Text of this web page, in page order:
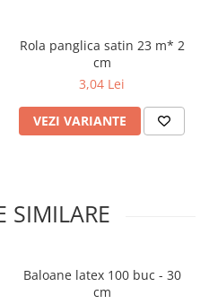
Rola panglica satin 23 m* 2
cm
3,04 Lei
VEZI VARIANTE
SIMILARE
Baloane latex 100 buc - 30
cm